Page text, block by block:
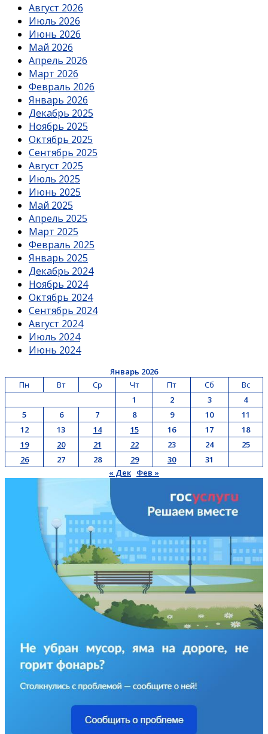
Август 2026
Июль 2026
Июнь 2026
Май 2026
Апрель 2026
Март 2026
Февраль 2026
Январь 2026
Декабрь 2025
Ноябрь 2025
Октябрь 2025
Сентябрь 2025
Август 2025
Июль 2025
Июнь 2025
Май 2025
Апрель 2025
Март 2025
Февраль 2025
Январь 2025
Декабрь 2024
Ноябрь 2024
Октябрь 2024
Сентябрь 2024
Август 2024
Июль 2024
Июнь 2024
Январь 2026
Пн
Вт Ср Чт Пт Сб
Вс
1
2 3
4
5
6 7 8 9 10
11
12
13 14 15 16 17
18
19
20 21 22 23 24
25
26
27 28 29 30
31
« Дек Фев »